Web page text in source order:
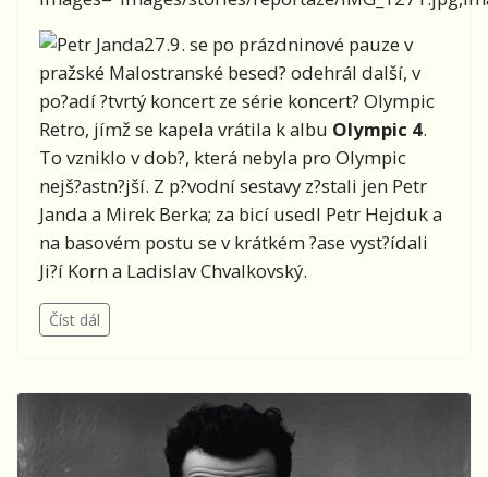
27.9. se po prázdninové pauze v
pražské Malostranské besed? odehrál další, v
po?adí ?tvrtý koncert ze série koncert? Olympic
Retro, jímž se kapela vrátila k albu Olympic 4.
To vzniklo v dob?, která nebyla pro Olympic
nejš?astn?jší. Z p?vodní sestavy z?stali jen Petr
Janda a Mirek Berka; za bicí usedl Petr Hejduk a
na basovém postu se v krátkém ?ase vyst?ídali
Ji?í Korn a Ladislav Chvalkovský.
Číst dál